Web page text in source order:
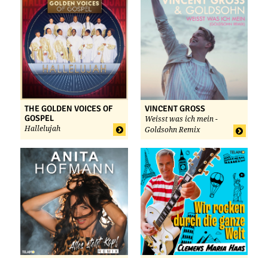
THE GOLDEN VOICES OF
GOSPEL
Hallelujah
VINCENT GROSS
Weisst was ich mein -
Goldsohn Remix